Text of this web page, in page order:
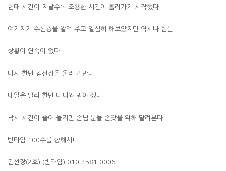
헌대 시간이 지날수록 조용한 시간이 흘러가기 시작했다
여기저기 수심층을 알려 주고 열심히 해보았지만 역시나 힘든
상황이 연속이 었다
다시 한번 김선장을 울리고 만다
내일은 멀리 한번 다녀와 봐야 겠다
낚시 시간이 줄어 들지만 손님 분들 손맛을 위해 달려본다
반타임 100수를 향해서!!
김선장(2호) (반타임) 010 2581 0006